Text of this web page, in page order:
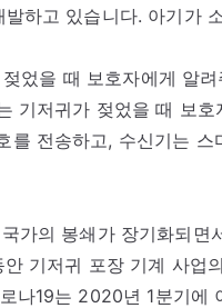
하고 있습니다. 아기가
을 때 보호자에게 알려
기저귀가 젖었을 때 보
를 전송하고, 수신기는
가의 봉쇄가 장기화되
기저귀 포장 기계 사업
나19는 2020년 1분기에